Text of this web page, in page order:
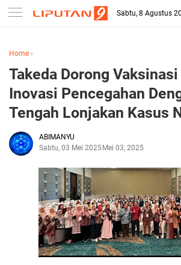
Sabtu, 8 Agustus
Home ›
Takeda Dorong
Inovasi Pencegahan
Tengah Lonjakan Kasus
ABIMANYU
Sabtu, 03 Mei 2025 Mei 03, 2025